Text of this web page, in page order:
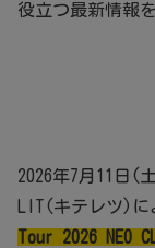
役立つ最新情報
2026年7月11日(
LIT(キテレツ)に
Tour 2026 NEO